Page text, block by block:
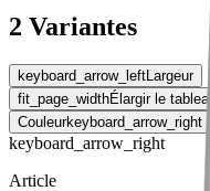
2 Variantes
keyboard_arrow_left Largeur
fit_page_widthÉlargir le tableau
Couleurkeyboard_arrow_right
keyboard_arrow_right
Article